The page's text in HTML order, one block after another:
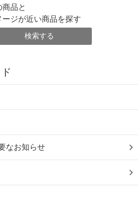
商品と
ージが近い商品を探す
検索する
なお知らせ